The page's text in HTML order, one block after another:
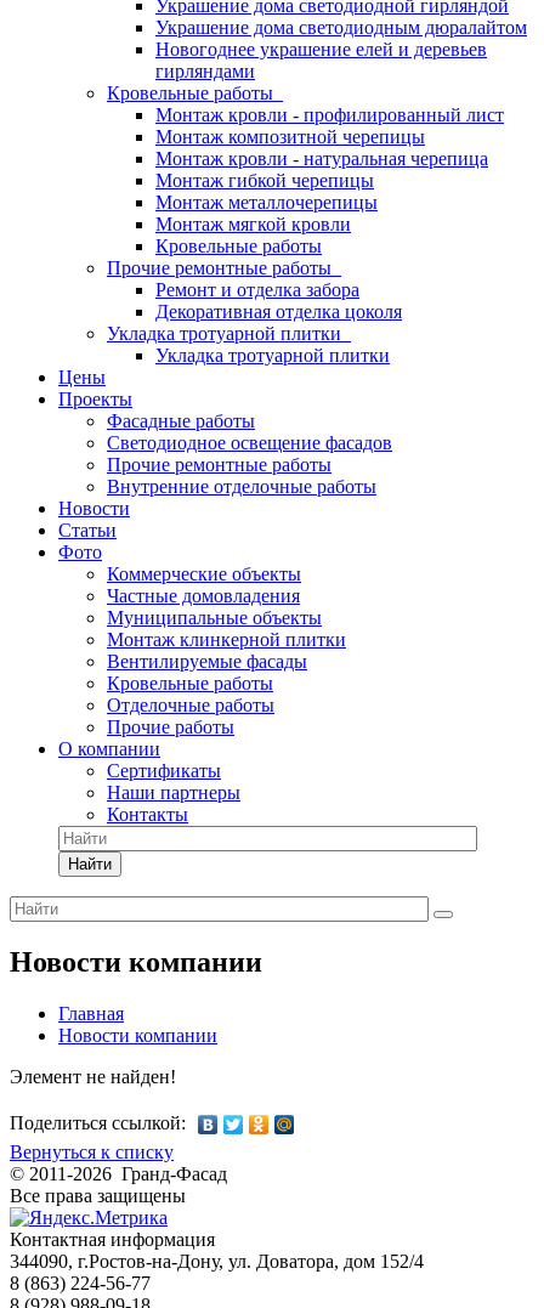
Украшение дома светодиодной гирляндой
Украшение дома светодиодным дюралайтом
Новогоднее украшение елей и деревьев
гирляндами
Кровельные работы
Монтаж кровли - профилированный лист
Монтаж композитной черепицы
Монтаж кровли - натуральная черепица
Монтаж гибкой черепицы
Монтаж металлочерепицы
Монтаж мягкой кровли
Кровельные работы
Прочие ремонтные работы
Ремонт и отделка забора
Декоративная отделка цоколя
Укладка тротуарной плитки
Укладка тротуарной плитки
Цены
Проекты
Фасадные работы
Светодиодное освещение фасадов
Прочие ремонтные работы
Внутренние отделочные работы
Новости
Статьи
Фото
Коммерческие объекты
Частные домовладения
Муниципальные объекты
Монтаж клинкерной плитки
Вентилируемые фасады
Кровельные работы
Отделочные работы
Прочие работы
О компании
Сертификаты
Наши партнеры
Контакты
Найти
Новости компании
Главная
Новости компании
Элемент не найден!
Поделиться ссылкой:
Вернуться к списку
© 2011-2026 Гранд-Фасад
Все права защищены
Контактная информация
344090, г.Ростов-на-Дону, ул. Доватора, дом 152/4
8 (863) 224-56-77